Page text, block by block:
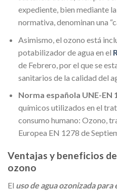
expediente, bien mediante
normativa, denominan una
Asimismo, el ozono está
potabilizador de agua en el
de Febrero, por el que se
sanitarios de la calidad del
Norma española UNE-EN
químicos utilizados en el
consumo humano: Ozono,
Europea EN 1278 de
Ventajas y beneficios
ozono
El uso de agua ozonizada